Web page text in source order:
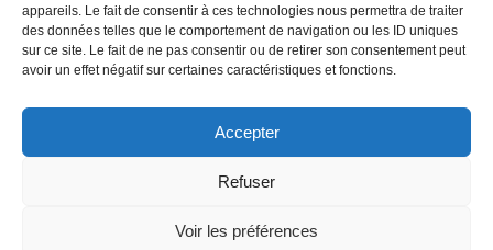
appareils. Le fait de consentir à ces technologies nous permettra de traiter
des données telles que le comportement de navigation ou les ID uniques
sur ce site. Le fait de ne pas consentir ou de retirer son consentement peut
avoir un effet négatif sur certaines caractéristiques et fonctions.
Accepter
Refuser
Voir les préférences
L'immobilier à acheter